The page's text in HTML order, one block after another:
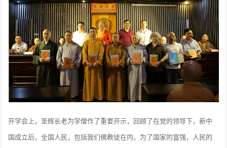
开学会上，圣辉长老为学僧作了重要开示，回顾了在党的领导下，新中
国成立后，全国人民，包括我们佛教徒在内，为了国家的富强，人民的